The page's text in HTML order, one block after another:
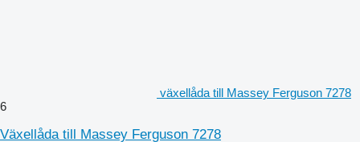
växellåda till Massey Ferguson 7278
6
Växellåda till Massey Ferguson 7278